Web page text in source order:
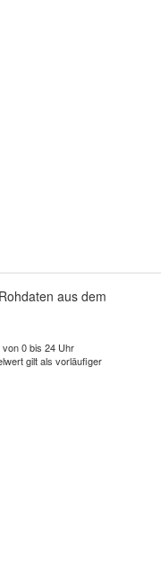
aus dem
0 bis 24 Uhr
gilt als vorläufiger